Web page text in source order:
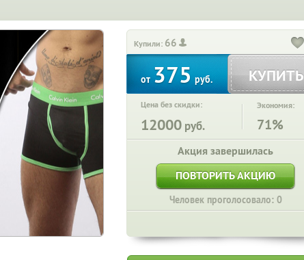
Купили: 66
от375руб. КУПИТЬ
Цена без скидки:
12000 руб.
Экономия:
71%
Акция завершилась
ПОВТОРИТЬ АКЦИЮ
Человек проголосовало: 0